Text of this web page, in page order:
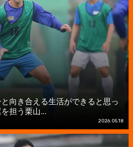
と向き合える生活ができると思っ
担う栗山...
2026.05.18